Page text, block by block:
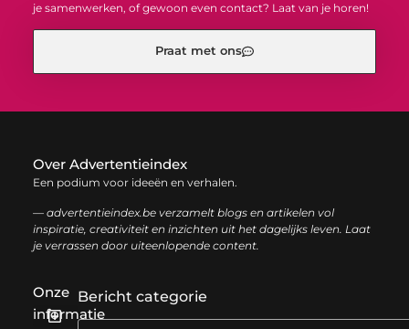
je samenwerken, of gewoon even contact? Laat van je horen!
Praat met ons
Over Advertentieindex
Een podium voor ideeën en verhalen.
— advertentieindex.be verzamelt blogs en artikelen vol
inspiratie, creativiteit en inzichten uit het dagelijks leven. Laat
je verrassen door uiteenlopende content.
Onze
informatie
Bericht categorie